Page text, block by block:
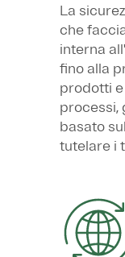
La
che
interna
fino alla
prodotti
processi,
basato
tutelare i